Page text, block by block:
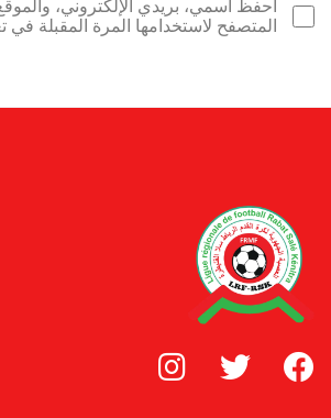
احفظ اسمي، بريدي الإلكتروني،
المتصفح لاستخدامها المرة المقبلة في